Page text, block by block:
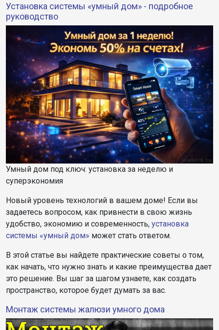
Установка системы «умный дом» - подробное
руководство
Умный дом под ключ: установка за неделю и
суперэкономия
Новый уровень технологий в вашем доме! Если вы
задаетесь вопросом, как привнести в свою жизнь
удобство, экономию и современность, установка
системы «умный дом» может стать ответом.
В этой статье вы найдете практические советы о том,
как начать, что нужно знать и какие преимущества дает
это решение. Вы шаг за шагом узнаете, как создать
пространство, которое будет думать за вас.
Монтаж системы жалюзи умного дома